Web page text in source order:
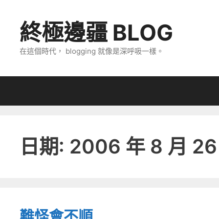
終極邊疆 BLOG
在這個時代， blogging 就像是深呼吸一樣。
日期: 2006 年 8 月 26